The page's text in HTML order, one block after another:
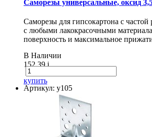
Саморезы универсальные, оксид
Саморезы для гипсокартона с
с любыми лакокрасочными
поверхность и максимальное
В Наличии
152.39i
купить
Артикул: у105